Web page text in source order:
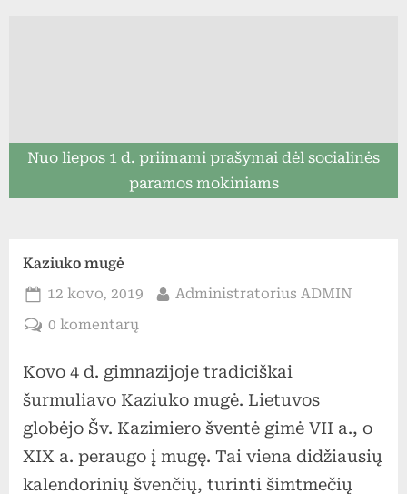
Nuo liepos 1 d. priimami prašymai dėl socialinės
paramos mokiniams
Kaziuko mugė
Posted
on
12 kovo, 2019 By
Administratorius ADMIN
0 komentarųįraše
mugė
Kovo 4 d. gimnazijoje tradiciškai
šurmuliavo Kaziuko mugė. Lietuvos
globėjo Šv. Kazimiero šventė gimė VII a., o
XIX a. peraugo į mugę. Tai viena didžiausių
kalendorinių švenčių, turinti šimtmečių